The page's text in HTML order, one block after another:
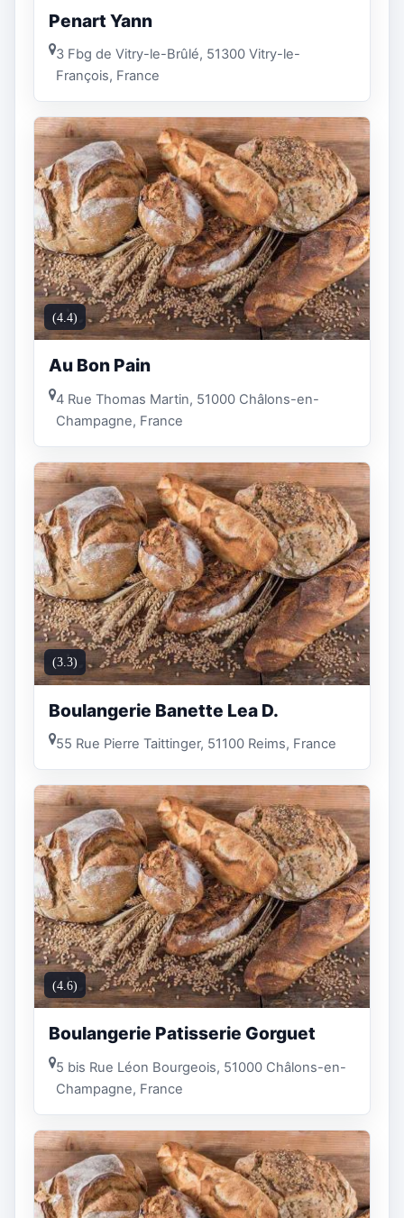
Penart Yann
3 Fbg de Vitry-le-Brûlé, 51300 Vitry-le-
François, France
(4.4)
Au Bon Pain
4 Rue Thomas Martin, 51000 Châlons-en-
Champagne, France
(3.3)
Boulangerie Banette Lea D.
55 Rue Pierre Taittinger, 51100 Reims, France
(4.6)
Boulangerie Patisserie Gorguet
5 bis Rue Léon Bourgeois, 51000 Châlons-en-
Champagne, France